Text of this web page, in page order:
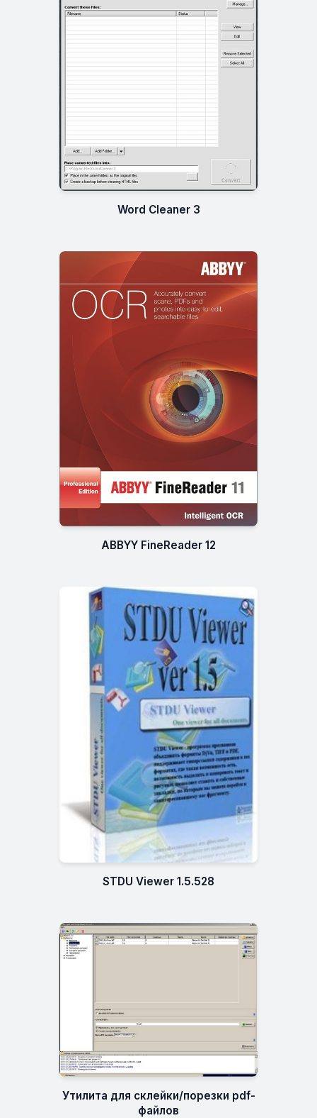
Word Cleaner 3
ABBYY FineReader 12
STDU Viewer 1.5.528
Утилита для склейки/порезки pdf-
файлов